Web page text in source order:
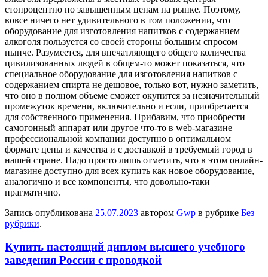
стопроцентно по завышенным ценам на рынке. Поэтому,
вовсе ничего нет удивительного в том положении, что
оборудование для изготовления напитков с содержанием
алкоголя пользуется со своей стороны большим спросом
нынче. Разумеется, для впечатляющего общего количества
цивилизованных людей в общем-то может показаться, что
специальное оборудование для изготовления напитков с
содержанием спирта не дешовое, только вот, нужно заметить,
что оно в полном объеме сможет окупится за незначительный
промежуток времени, включительно и если, приобретается
для собственного применения. Прибавим, что приобрести
самогонный аппарат или другое что-то в web-магазине
профессиональной компании доступно в оптимальном
формате цены и качества и с доставкой в требуемый город в
нашей стране. Надо просто лишь отметить, что в этом онлайн-
магазине доступно для всех купить как новое оборудование,
аналогично и все компоненты, что довольно-таки
прагматично.
Запись опубликована 25.07.2023 автором Gwp в рубрике Без
рубрики.
Купить настоящий диплом высшего учебного
заведения России с проводкой